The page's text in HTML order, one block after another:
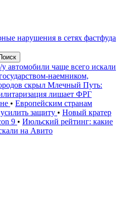
нарушения в сетях фастфуда
автомобили чаще всего искали
наемником,
скрыл Млечный Путь:
лишает ФРГ
• Европейским странам
защиту • Новый кратер
9 • Июльский рейтинг: какие
на Авито